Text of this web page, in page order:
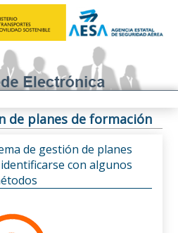
de planes de formación
de gestión de planes
con algunos